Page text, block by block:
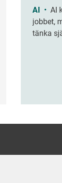
AI •
jobbet,
tänka